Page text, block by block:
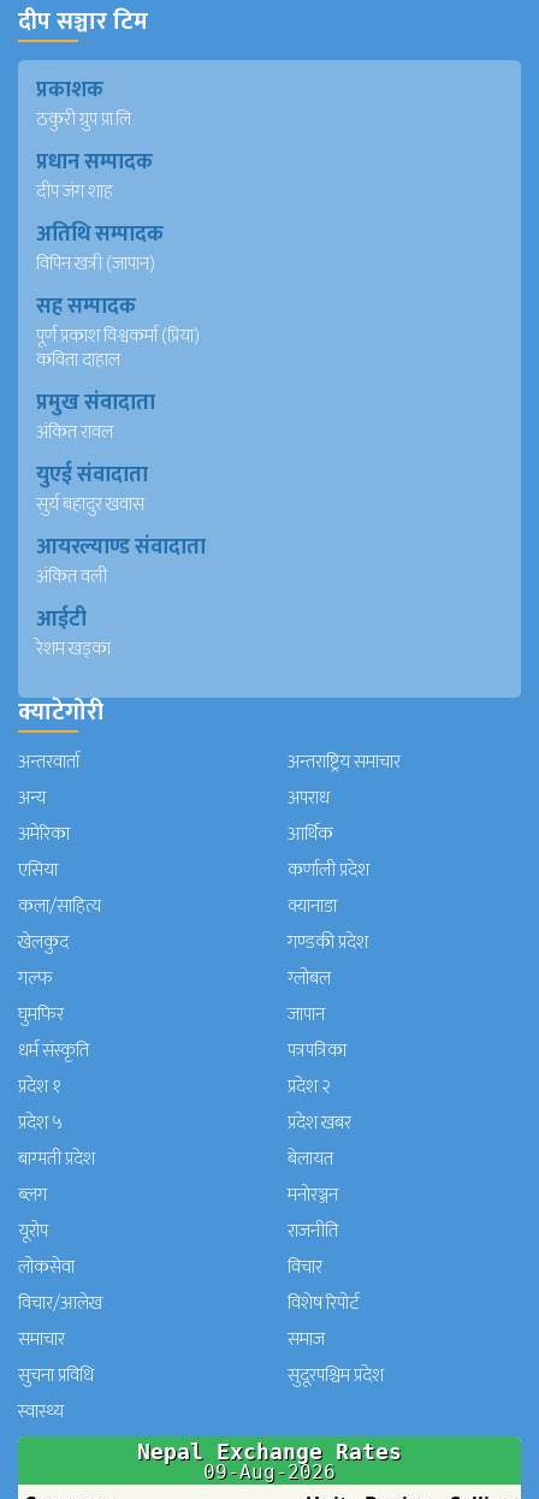
दीप सञ्चार टिम
प्रकाशक
ठकुरी ग्रुप प्रा.लि
प्रधान सम्पादक
दीप जंग शाह
अतिथि सम्पादक
विपिन खत्री (जापान)
सह सम्पादक
पूर्ण प्रकाश विश्वकर्मा (प्रिया)
कविता दाहाल
प्रमुख संवादाता
अंकित रावल
युएई संवादाता
सुर्य बहादुर खवास
आयरल्याण्ड संवादाता
अंकित वली
आईटी
रेशम खड्का
क्याटेगोरी
अन्तरवार्ता
अन्तराष्ट्रिय समाचार
अन्य
अपराध
अमेरिका
आर्थिक
एसिया
कर्णाली प्रदेश
कला/साहित्य
क्यानाडा
खेलकुद
गण्डकी प्रदेश
गल्फ
ग्लोबल
घुमफिर
जापान
धर्म संस्कृति
पत्रपत्रिका
प्रदेश १
प्रदेश २
प्रदेश ५
प्रदेश खबर
बाग्मती प्रदेश
बेलायत
ब्लग
मनाेरञ्जन
यूरोप
राजनीति
लोकसेवा
विचार
विचार/आलेख
विशेष रिपोर्ट
समाचार
समाज
सुचना प्रविधि
सुदूरपश्चिम प्रदेश
स्वास्थ्य